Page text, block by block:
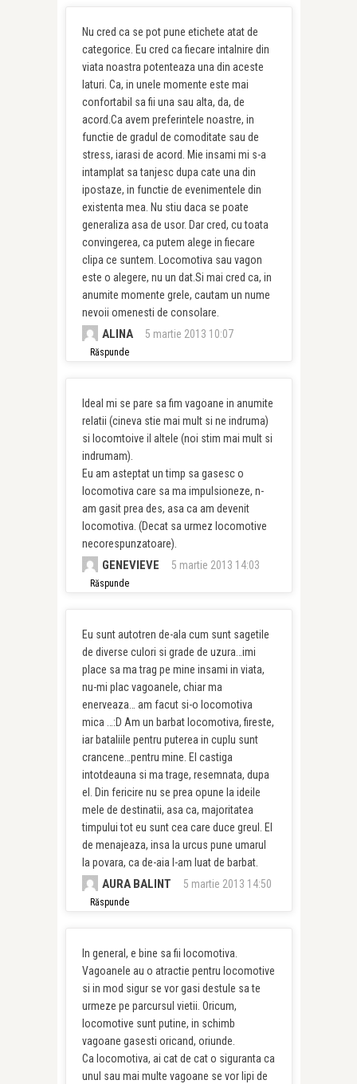
Nu cred ca se pot pune etichete atat de
categorice. Eu cred ca fiecare intalnire din
viata noastra potenteaza una din aceste
laturi. Ca, in unele momente este mai
confortabil sa fii una sau alta, da, de
acord.Ca avem preferintele noastre, in
functie de gradul de comoditate sau de
stress, iarasi de acord. Mie insami mi s-a
intamplat sa tanjesc dupa cate una din
ipostaze, in functie de evenimentele din
existenta mea. Nu stiu daca se poate
generaliza asa de usor. Dar cred, cu toata
convingerea, ca putem alege in fiecare
clipa ce suntem. Locomotiva sau vagon
este o alegere, nu un dat.Si mai cred ca, in
anumite momente grele, cautam un nume
nevoii omenesti de consolare.
ALINA 5 martie 2013 10:07
Răspunde
Ideal mi se pare sa fim vagoane in anumite
relatii (cineva stie mai mult si ne indruma)
si locomtoive il altele (noi stim mai mult si
indrumam).
Eu am asteptat un timp sa gasesc o
locomotiva care sa ma impulsioneze, n-
am gasit prea des, asa ca am devenit
locomotiva. (Decat sa urmez locomotive
necorespunzatoare).
GENEVIEVE 5 martie 2013 14:03
Răspunde
Eu sunt autotren de-ala cum sunt sagetile
de diverse culori si grade de uzura…imi
place sa ma trag pe mine insami in viata,
nu-mi plac vagoanele, chiar ma
enerveaza… am facut si-o locomotiva
mica …:D Am un barbat locomotiva, fireste,
iar bataliile pentru puterea in cuplu sunt
crancene…pentru mine. El castiga
intotdeauna si ma trage, resemnata, dupa
el. Din fericire nu se prea opune la ideile
mele de destinatii, asa ca, majoritatea
timpului tot eu sunt cea care duce greul. El
de menajeaza, insa la urcus pune umarul
la povara, ca de-aia l-am luat de barbat.
AURA BALINT 5 martie 2013 14:50
Răspunde
In general, e bine sa fii locomotiva.
Vagoanele au o atractie pentru locomotive
si in mod sigur se vor gasi destule sa te
urmeze pe parcursul vietii. Oricum,
locomotive sunt putine, in schimb
vagoane gasesti oricand, oriunde.
Ca locomotiva, ai cat de cat o siguranta ca
unul sau mai multe vagoane se vor lipi de